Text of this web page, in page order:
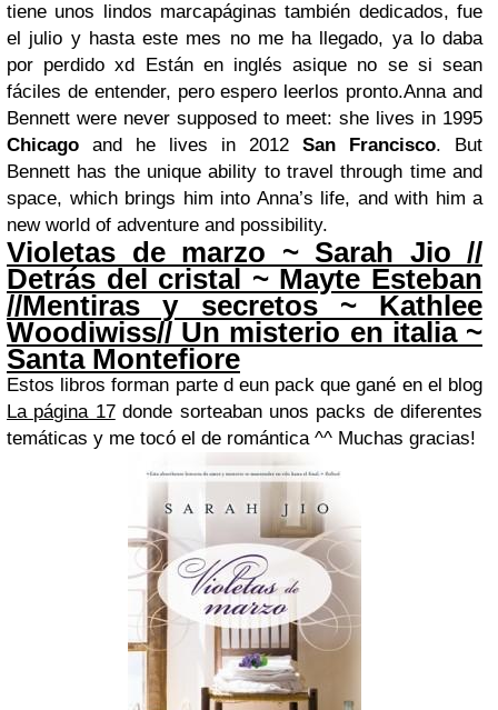
tiene unos lindos marcapáginas también dedicados, fue
el julio y hasta este mes no me ha llegado, ya lo daba
por perdido xd Están en inglés asique no se si sean
fáciles de entender, pero espero leerlos pronto.Anna and
Bennett were never supposed to meet: she lives in 1995
Chicago and he lives in 2012 San Francisco. But
Bennett has the unique ability to travel through time and
space, which brings him into Anna’s life, and with him a
new world of adventure and possibility.
Violetas de marzo ~ Sarah Jio //
Detrás del cristal ~ Mayte Esteban
//Mentiras y secretos ~ Kathlee
Woodiwiss// Un misterio en italia ~
Santa Montefiore
Estos libros forman parte d eun pack que gané en el blog
La página 17donde sorteaban unos packs de diferentes
temáticas y me tocó el de romántica ^^ Muchas gracias!